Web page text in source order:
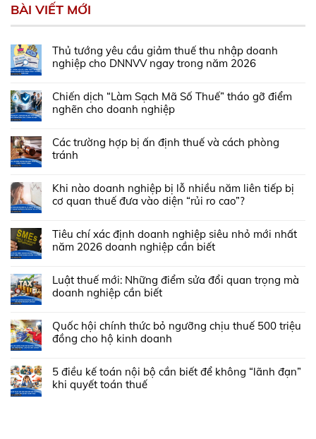
BÀI VIẾT MỚI
Thủ tướng yêu cầu giảm thuế thu nhập doanh
nghiệp cho DNNVV ngay trong năm 2026
Chiến dịch “Làm Sạch Mã Số Thuế” tháo gỡ điểm
nghẽn cho doanh nghiệp
Các trường hợp bị ấn định thuế và cách phòng
tránh
Khi nào doanh nghiệp bị lỗ nhiều năm liên tiếp bị
cơ quan thuế đưa vào diện “rủi ro cao”?
Tiêu chí xác định doanh nghiệp siêu nhỏ mới nhất
năm 2026 doanh nghiệp cần biết
Luật thuế mới: Những điểm sửa đổi quan trọng mà
doanh nghiệp cần biết
Quốc hội chính thức bỏ ngưỡng chịu thuế 500 triệu
đồng cho hộ kinh doanh
5 điều kế toán nội bộ cần biết để không “lãnh đạn”
khi quyết toán thuế